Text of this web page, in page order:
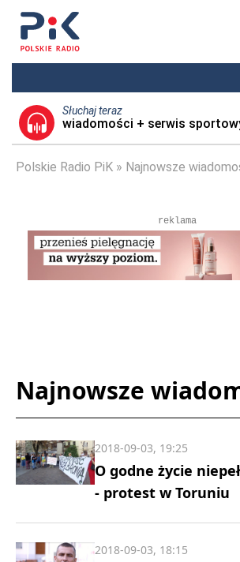
Słuchaj teraz
wiadomości + serwis
Polskie Radio PiK Najnowsze
reklama
Najnowsze
O godne życie
- protest w Toruniu
2018-09-03, 19:25
2018-09-03, 18:15